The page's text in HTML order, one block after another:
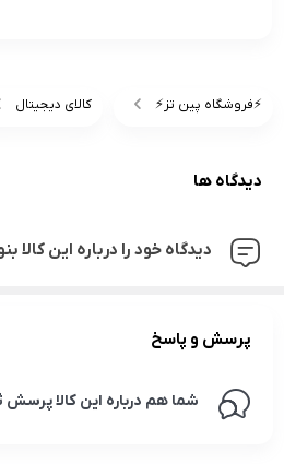
⚡️فروشگاه پین تز⚡️ کالای دیجیتال
دیدگاه ها
دیدگاه خود را درباره این کالا
پرسش و پاسخ
شما هم درباره این کالا پرسش